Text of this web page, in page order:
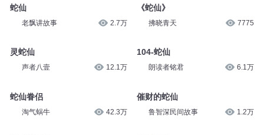
蛇仙
老飘讲故事 2.7万
灵蛇仙
声者八壹 12.1万
蛇仙眷侣
淘气蜗牛 42.3万
《蛇仙》
拂晓青天 7775
104-蛇仙
朗读者铭君 6.1万
催财的蛇仙
鲁智深民间故事 1.2万